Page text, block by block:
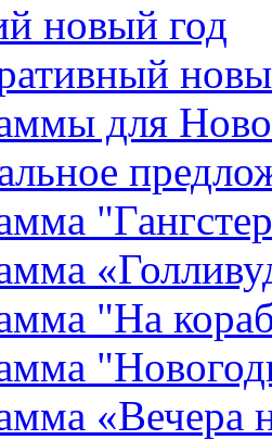
новый год
для
"На
«Вечера